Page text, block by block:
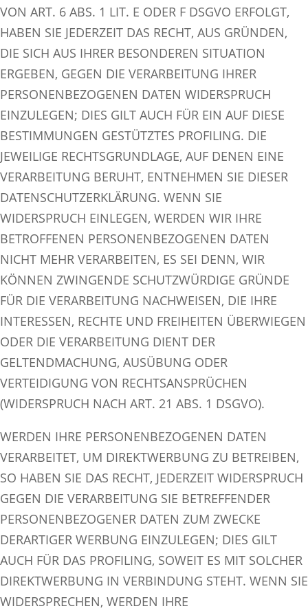
VON ART. 6 ABS. 1 LIT. E ODER F DSGVO ERFOLGT,
HABEN SIE JEDERZEIT DAS RECHT, AUS GRÜNDEN,
DIE SICH AUS IHRER BESONDEREN SITUATION
ERGEBEN, GEGEN DIE VERARBEITUNG IHRER
PERSONENBEZOGENEN DATEN WIDERSPRUCH
EINZULEGEN; DIES GILT AUCH FÜR EIN AUF DIESE
BESTIMMUNGEN GESTÜTZTES PROFILING. DIE
JEWEILIGE RECHTSGRUNDLAGE, AUF DENEN EINE
VERARBEITUNG BERUHT, ENTNEHMEN SIE DIESER
DATENSCHUTZERKLÄRUNG. WENN SIE
WIDERSPRUCH EINLEGEN, WERDEN WIR IHRE
BETROFFENEN PERSONENBEZOGENEN DATEN
NICHT MEHR VERARBEITEN, ES SEI DENN, WIR
KÖNNEN ZWINGENDE SCHUTZWÜRDIGE GRÜNDE
FÜR DIE VERARBEITUNG NACHWEISEN, DIE IHRE
INTERESSEN, RECHTE UND FREIHEITEN ÜBERWIEGEN
ODER DIE VERARBEITUNG DIENT DER
GELTENDMACHUNG, AUSÜBUNG ODER
VERTEIDIGUNG VON RECHTSANSPRÜCHEN
(WIDERSPRUCH NACH ART. 21 ABS. 1 DSGVO).
WERDEN IHRE PERSONENBEZOGENEN DATEN
VERARBEITET, UM DIREKTWERBUNG ZU BETREIBEN,
SO HABEN SIE DAS RECHT, JEDERZEIT WIDERSPRUCH
GEGEN DIE VERARBEITUNG SIE BETREFFENDER
PERSONENBEZOGENER DATEN ZUM ZWECKE
DERARTIGER WERBUNG EINZULEGEN; DIES GILT
AUCH FÜR DAS PROFILING, SOWEIT ES MIT SOLCHER
DIREKTWERBUNG IN VERBINDUNG STEHT. WENN SIE
WIDERSPRECHEN, WERDEN IHRE